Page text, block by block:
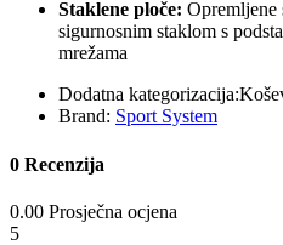
Staklene ploče: Opremljene
sigurnosnim staklom s
mrežama
Dodatna kategorizacija:
Brand: Sport System
0 Recenzija
0.00 Prosječna ocjena
5